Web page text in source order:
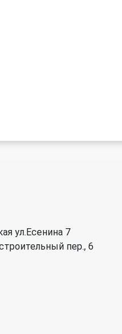
ул.Есенина 7
пер., 6